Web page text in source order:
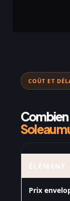
COÛT ET
Soleau
ÉLÉMENT
Prix